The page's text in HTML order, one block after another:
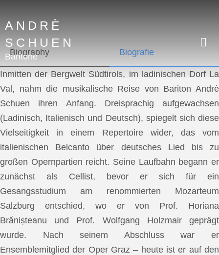
ANDRÈ
SCHUEN
Baritone
Biography Biografie
Inmitten der Bergwelt Südtirols, im ladinischen Dorf La
Val, nahm die musikalische Reise von Bariton Andrè
Schuen ihren Anfang. Dreisprachig aufgewachsen
(Ladinisch, Italienisch und Deutsch), spiegelt sich diese
Vielseitigkeit in einem Repertoire wider, das vom
italienischen Belcanto über deutsches Lied bis zu
großen Opernpartien reicht. Seine Laufbahn begann er
zunächst als Cellist, bevor er sich für ein
Gesangsstudium am renommierten Mozarteum
Salzburg entschied, wo er von Prof. Horiana
Brănișteanu und Prof. Wolfgang Holzmair geprägt
wurde. Nach seinem Abschluss war er
Ensemblemitglied der Oper Graz – heute ist er auf den